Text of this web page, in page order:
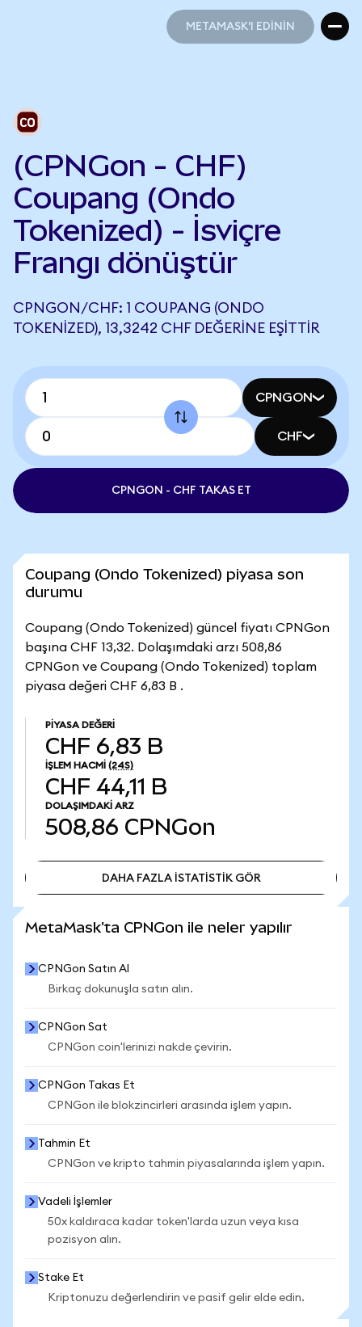
METAMASK'I EDİNİN
(CPNGon - CHF)
Coupang (Ondo
Tokenized) - İsviçre
Frangı dönüştür
CPNGON/CHF: 1 COUPANG (ONDO
TOKENIZED), 13,3242 CHF DEĞERINE EŞITTIR
CPNGON
CHF
CPNGON - CHF TAKAS ET
Coupang (Ondo Tokenized) piyasa son
durumu
Coupang (Ondo Tokenized) güncel fiyatı CPNGon
başına CHF 13,32. Dolaşımdaki arzı 508,86
CPNGon ve Coupang (Ondo Tokenized) toplam
piyasa değeri CHF 6,83 B .
PIYASA DEĞERI
CHF 6,83 B
İŞLEM HACMI (24S)
CHF 44,11 B
DOLAŞIMDAKI ARZ
508,86 CPNGon
DAHA FAZLA İSTATİSTİK GÖR
MetaMask'ta CPNGon ile neler yapılır
CPNGon Satın Al
Birkaç dokunuşla satın alın.
CPNGon Sat
CPNGon coin'lerinizi nakde çevirin.
CPNGon Takas Et
CPNGon ile blokzincirleri arasında işlem yapın.
Tahmin Et
CPNGon ve kripto tahmin piyasalarında işlem yapın.
Vadeli İşlemler
50x kaldıraca kadar token'larda uzun veya kısa
pozisyon alın.
Stake Et
Kriptonuzu değerlendirin ve pasif gelir elde edin.